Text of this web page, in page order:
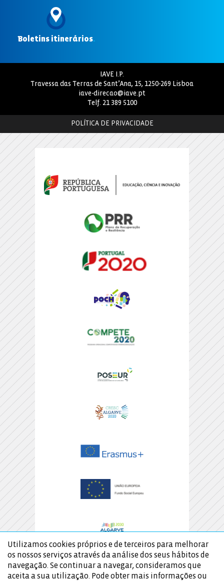
Boletins itinerários.
IAVE I.P.
Travessa das Terras de Sant’Ana, 15, 1250-269 Lisboa
iave-direcao@iave.pt
Telf. 21 389 5100
POLÍTICA DE PRIVACIDADE
Utilizamos cookies próprios e de terceiros para melhorar
os nossos serviços através da análise dos seus hábitos de
navegação. Se continuar a navegar, consideramos que
aceita a sua utilização. Pode obter mais informações ou